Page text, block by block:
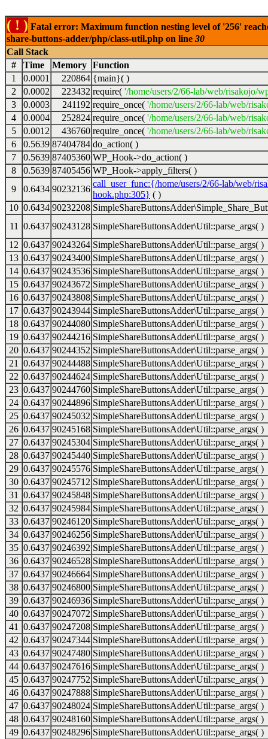
( ! ) Fatal error: Maximum function nesting level of '256'
share-buttons-adder/php/class-util.php on line 30
Call Stack
#
Time Memory Function
1
0.0001 220864 {main}( )
2
0.0002 223432 require( '/home/users/2/66-lab/web/risakojo/
3
0.0003 241192 require_once( '/home/users/2/66-lab/web/
4
0.0004 252824 require_once( '/home/users/2/66-lab/web/
5
0.0012 436760 require_once( '/home/users/2/66-lab/web/
6
0.5639 87404784 do_action( )
7
0.5639 87405360 WP_Hook->do_action( )
8
0.5639 87405456 WP_Hook->apply_filters( )
9
0.6434 90232136
call_user_func:{/home/users/2/66-lab/web/
hook.php:305} ( )
10 0.6434 90232208
11
0.6437 90243128 SimpleShareButtonsAdder\Util::parse_args( )
12 0.6437 90243264 SimpleShareButtonsAdder\Util::parse_args( )
13 0.6437 90243400 SimpleShareButtonsAdder\Util::parse_args( )
14 0.6437 90243536 SimpleShareButtonsAdder\Util::parse_args( )
15 0.6437 90243672 SimpleShareButtonsAdder\Util::parse_args( )
16 0.6437 90243808 SimpleShareButtonsAdder\Util::parse_args( )
17 0.6437 90243944 SimpleShareButtonsAdder\Util::parse_args( )
18 0.6437 90244080 SimpleShareButtonsAdder\Util::parse_args( )
19 0.6437 90244216 SimpleShareButtonsAdder\Util::parse_args( )
20 0.6437 90244352 SimpleShareButtonsAdder\Util::parse_args( )
21
0.6437 90244488 SimpleShareButtonsAdder\Util::parse_args( )
22 0.6437 90244624 SimpleShareButtonsAdder\Util::parse_args( )
23 0.6437 90244760 SimpleShareButtonsAdder\Util::parse_args( )
24 0.6437 90244896 SimpleShareButtonsAdder\Util::parse_args( )
25 0.6437 90245032 SimpleShareButtonsAdder\Util::parse_args( )
26 0.6437 90245168 SimpleShareButtonsAdder\Util::parse_args( )
27 0.6437 90245304 SimpleShareButtonsAdder\Util::parse_args( )
28 0.6437 90245440 SimpleShareButtonsAdder\Util::parse_args( )
29 0.6437 90245576 SimpleShareButtonsAdder\Util::parse_args( )
30 0.6437 90245712 SimpleShareButtonsAdder\Util::parse_args( )
31
0.6437 90245848 SimpleShareButtonsAdder\Util::parse_args( )
32 0.6437 90245984 SimpleShareButtonsAdder\Util::parse_args( )
33 0.6437 90246120 SimpleShareButtonsAdder\Util::parse_args( )
34 0.6437 90246256 SimpleShareButtonsAdder\Util::parse_args( )
35 0.6437 90246392 SimpleShareButtonsAdder\Util::parse_args( )
36 0.6437 90246528 SimpleShareButtonsAdder\Util::parse_args( )
37 0.6437 90246664 SimpleShareButtonsAdder\Util::parse_args( )
38 0.6437 90246800 SimpleShareButtonsAdder\Util::parse_args( )
39 0.6437 90246936 SimpleShareButtonsAdder\Util::parse_args( )
40 0.6437 90247072 SimpleShareButtonsAdder\Util::parse_args( )
41
0.6437 90247208 SimpleShareButtonsAdder\Util::parse_args( )
42 0.6437 90247344 SimpleShareButtonsAdder\Util::parse_args( )
43 0.6437 90247480 SimpleShareButtonsAdder\Util::parse_args( )
44 0.6437 90247616 SimpleShareButtonsAdder\Util::parse_args( )
45 0.6437 90247752 SimpleShareButtonsAdder\Util::parse_args( )
46 0.6437 90247888 SimpleShareButtonsAdder\Util::parse_args( )
47 0.6437 90248024 SimpleShareButtonsAdder\Util::parse_args( )
48 0.6437 90248160 SimpleShareButtonsAdder\Util::parse_args( )
49 0.6437 90248296 SimpleShareButtonsAdder\Util::parse_args( )